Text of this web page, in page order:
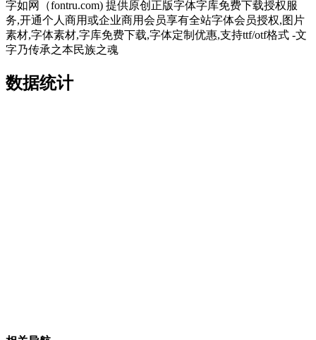
字如网（fontru.com) 提供原创正版字体字库免费下载授权服
务,开通个人商用或企业商用会员享有全站字体会员授权,图片
素材,字体素材,字库免费下载,字体定制优惠,支持ttf/otf格式 -文
字乃传承之本民族之魂
数据统计